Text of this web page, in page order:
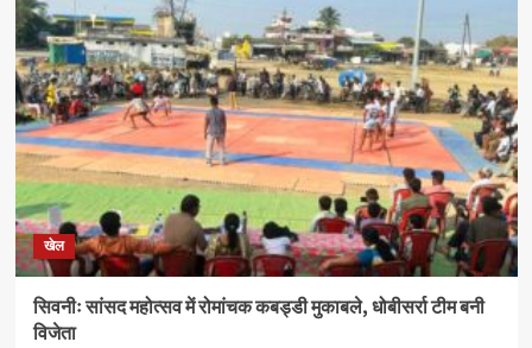
खेल
सिवनीः सांसद महोत्सव में रोमांचक कबड्डी मुकाबले, धोबीसर्रा टीम बनी
विजेता